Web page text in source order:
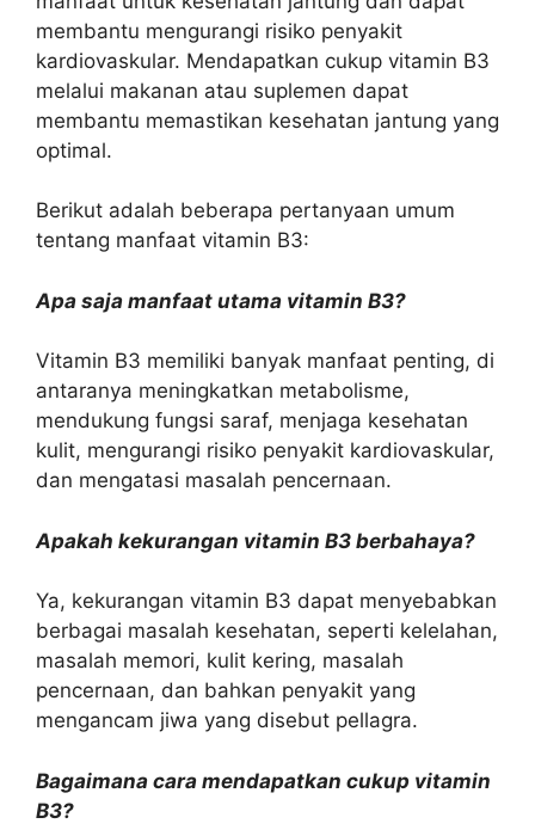
membantu mengurangi risiko penyakit
kardiovaskular. Mendapatkan cukup vitamin B3
melalui makanan atau suplemen dapat
membantu memastikan kesehatan jantung yang
optimal.
Berikut adalah beberapa pertanyaan umum
tentang manfaat vitamin B3:
Apa saja manfaat utama vitamin B3?
Vitamin B3 memiliki banyak manfaat penting, di
antaranya meningkatkan metabolisme,
mendukung fungsi saraf, menjaga kesehatan
kulit, mengurangi risiko penyakit kardiovaskular,
dan mengatasi masalah pencernaan.
Apakah kekurangan vitamin B3 berbahaya?
Ya, kekurangan vitamin B3 dapat menyebabkan
berbagai masalah kesehatan, seperti kelelahan,
masalah memori, kulit kering, masalah
pencernaan, dan bahkan penyakit yang
mengancam jiwa yang disebut pellagra.
Bagaimana cara mendapatkan cukup vitamin
B3?